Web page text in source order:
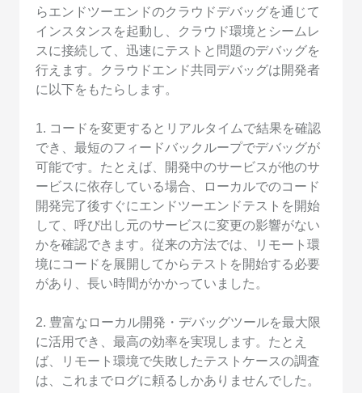
らエンドツーエンドのクラウドデバッグを通じて
インスタンスを起動し、クラウド環境とシームレ
スに接続して、迅速にテストと問題のデバッグを
行えます。クラウドエンド共同デバッグは開発者
に以下をもたらします。
1. コードを変更するとリアルタイムで結果を確認
でき、最短のフィードバックループでデバッグが
可能です。たとえば、開発中のサービスが他のサ
ービスに依存している場合、ローカルでのコード
開発完了後すぐにエンドツーエンドテストを開始
して、呼び出し元のサービスに変更の影響がない
かを確認できます。従来の方法では、リモート環
境にコードを展開してからテストを開始する必要
があり、長い時間がかかっていました。
2. 豊富なローカル開発・デバッグツールを最大限
に活用でき、最高の効率を実現します。たとえ
ば、リモート環境で失敗したテストケースの調査
は、これまでログに頼るしかありませんでした。